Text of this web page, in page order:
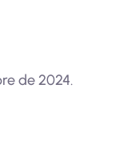
de 2024.